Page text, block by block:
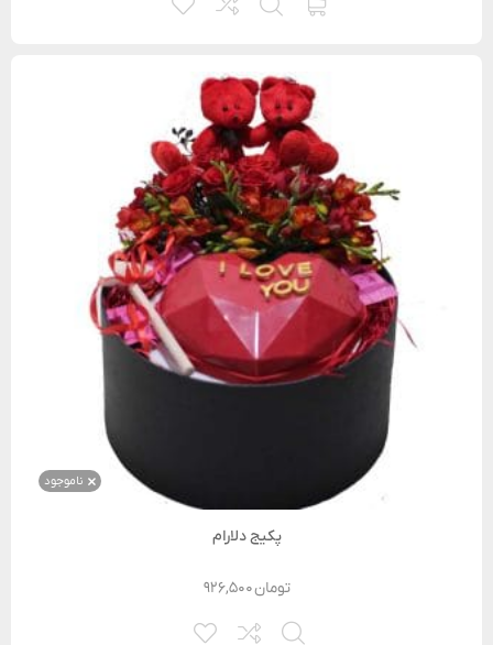
ناموجود
پکیج دلارام
۹۲۶,۵۰۰تومان